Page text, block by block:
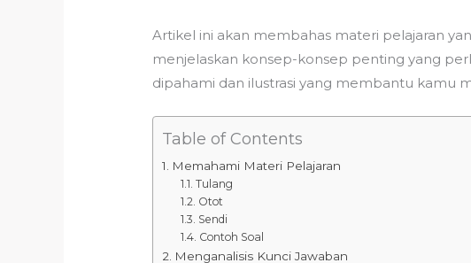
Artikel ini akan membahas materi pelajaran
menjelaskan konsep-konsep penting yang
dipahami dan ilustrasi yang membantu kamu
Table of Contents
Memahami Materi Pelajaran
Tulang
Otot
Sendi
Contoh Soal
Menganalisis Kunci Jawaban